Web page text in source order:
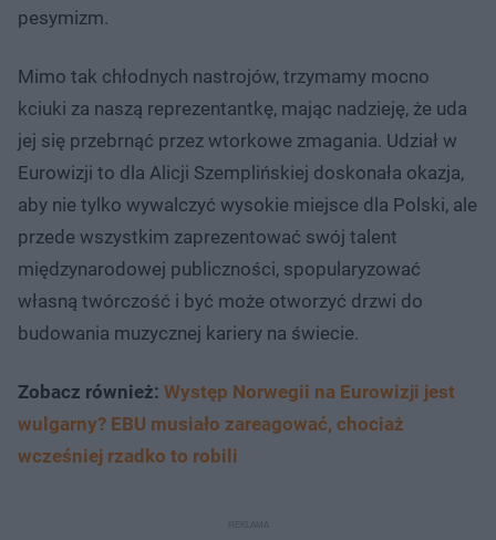
pesymizm.
Mimo tak chłodnych nastrojów, trzymamy mocno
kciuki za naszą reprezentantkę, mając nadzieję, że uda
jej się przebrnąć przez wtorkowe zmagania. Udział w
Eurowizji to dla Alicji Szemplińskiej doskonała okazja,
aby nie tylko wywalczyć wysokie miejsce dla Polski, ale
przede wszystkim zaprezentować swój talent
międzynarodowej publiczności, spopularyzować
własną twórczość i być może otworzyć drzwi do
budowania muzycznej kariery na świecie.
Zobacz również: Występ Norwegii na Eurowizji jest
wulgarny? EBU musiało zareagować, chociaż
wcześniej rzadko to robili